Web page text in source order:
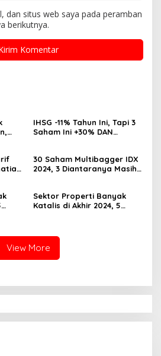
dan situs web saya pada peramban
berikutnya.
IHSG -11% Tahun Ini, Tapi 3
Saham Ini +30% DAN
30 Saham Multibagger IDX
2024, 3 Diantaranya Masih
Sektor Properti Banyak
Katalis di Akhir 2024, 5
View More